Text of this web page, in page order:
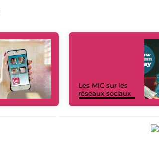
Les MiC sur les
réseaux sociaux